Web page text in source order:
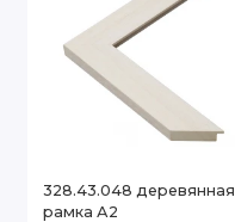
328.43.048 деревянная
рамка А2